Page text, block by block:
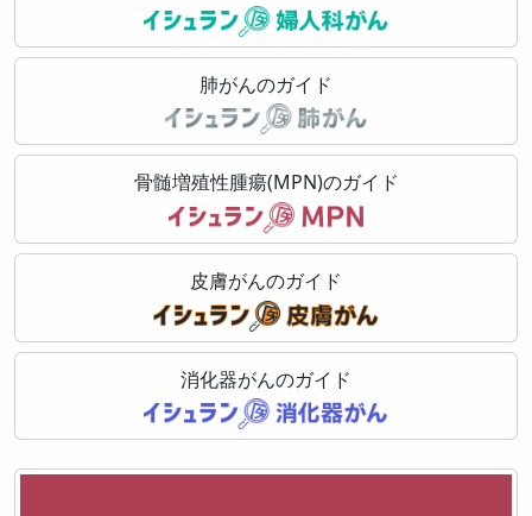
肺がんのガイド
骨髄増殖性腫瘍(MPN)のガイド
皮膚がんのガイド
消化器がんのガイド